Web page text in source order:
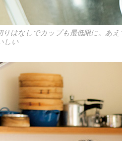
りはなしでカップも最低限に。あ
しい